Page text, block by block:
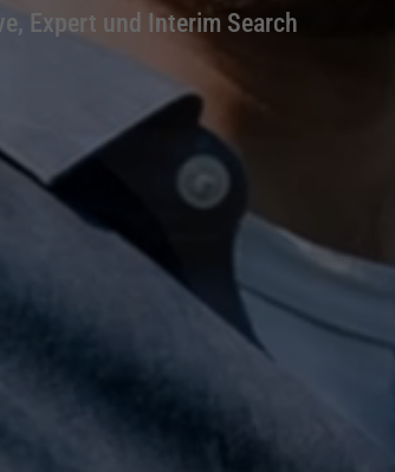
Expert und Interim Search